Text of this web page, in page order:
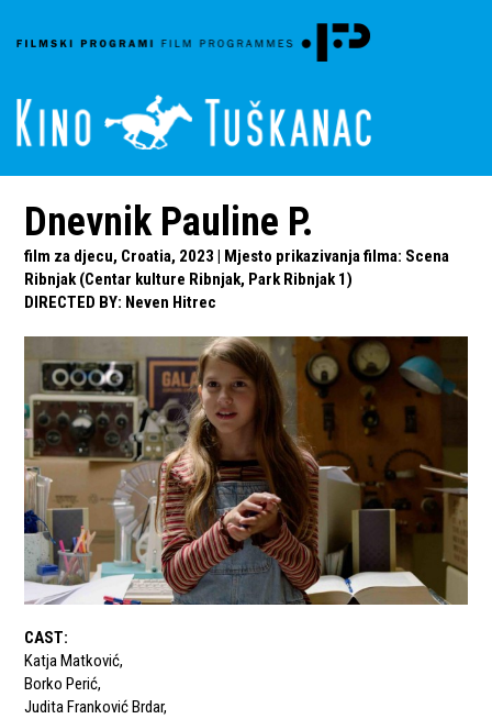
Dnevnik Pauline P.
film za djecu, Croatia, 2023 | Mjesto prikazivanja filma: Scena
Ribnjak (Centar kulture Ribnjak, Park Ribnjak 1)
DIRECTED BY: Neven Hitrec
CAST:
Katja Matković,
Borko Perić,
Judita Franković Brdar,